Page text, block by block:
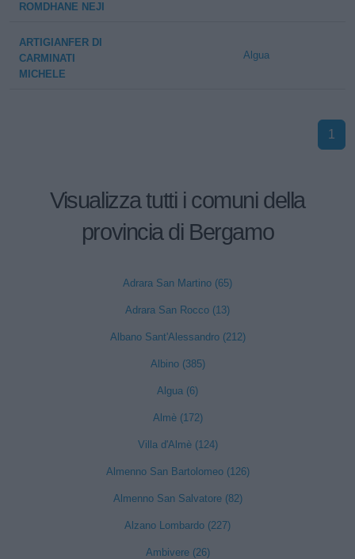
ROMDHANE NEJI
ARTIGIANFER DI
CARMINATI
MICHELE
Algua
1
Visualizza tutti i comuni della
provincia di Bergamo
Adrara San Martino (65)
Adrara San Rocco (13)
Albano Sant'Alessandro (212)
Albino (385)
Algua (6)
Almè (172)
Villa d'Almè (124)
Almenno San Bartolomeo (126)
Almenno San Salvatore (82)
Alzano Lombardo (227)
Ambivere (26)